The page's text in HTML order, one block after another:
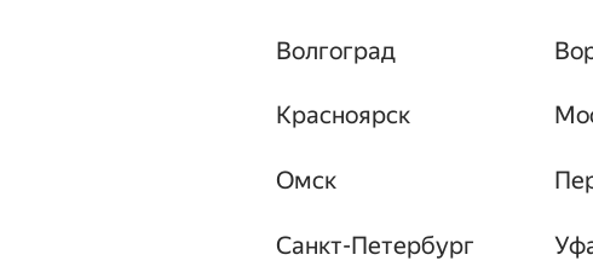
Волгоград
Красноярск
Омск
Санкт-Петербург